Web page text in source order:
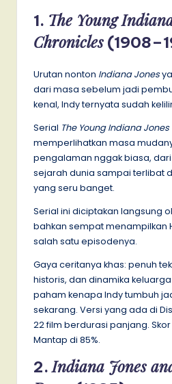
1. The Young
Chronicles
Urutan nonton Indiana Jones
dari masa sebelum jadi
kenal, Indy ternyata sudah
Serial The Young Indiana
memperlihatkan masa
pengalaman nggak biasa,
sejarah dunia sampai terlibat
yang seru banget.
Serial ini diciptakan langsung
bahkan sempat menampilkan
salah satu episodenya.
Gaya ceritanya khas: penuh
historis, dan dinamika
paham kenapa Indy tumbuh
sekarang. Versi yang ada di
22 film berdurasi panjang.
Mantap di 85%.
2.Indiana Jones